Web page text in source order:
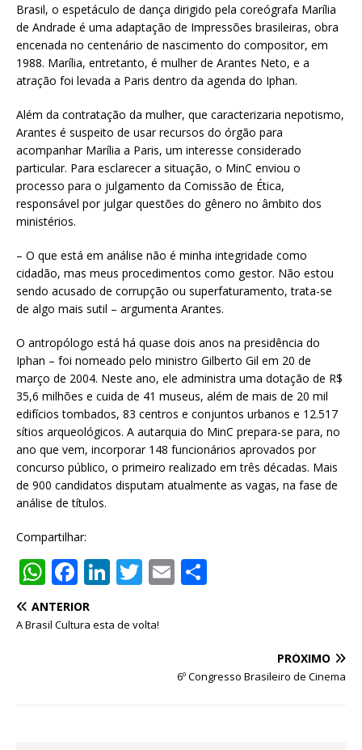
Brasil, o espetáculo de dança dirigido pela coreógrafa Marília
de Andrade é uma adaptação de Impressões brasileiras, obra
encenada no centenário de nascimento do compositor, em
1988. Marília, entretanto, é mulher de Arantes Neto, e a
atração foi levada a Paris dentro da agenda do Iphan.
Além da contratação da mulher, que caracterizaria nepotismo,
Arantes é suspeito de usar recursos do órgão para
acompanhar Marília a Paris, um interesse considerado
particular. Para esclarecer a situação, o MinC enviou o
processo para o julgamento da Comissão de Ética,
responsável por julgar questões do gênero no âmbito dos
ministérios.
– O que está em análise não é minha integridade como
cidadão, mas meus procedimentos como gestor. Não estou
sendo acusado de corrupção ou superfaturamento, trata-se
de algo mais sutil – argumenta Arantes.
O antropólogo está há quase dois anos na presidência do
Iphan – foi nomeado pelo ministro Gilberto Gil em 20 de
março de 2004. Neste ano, ele administra uma dotação de R$
35,6 milhões e cuida de 41 museus, além de mais de 20 mil
edifícios tombados, 83 centros e conjuntos urbanos e 12.517
sítios arqueológicos. A autarquia do MinC prepara-se para, no
ano que vem, incorporar 148 funcionários aprovados por
concurso público, o primeiro realizado em três décadas. Mais
de 900 candidatos disputam atualmente as vagas, na fase de
análise de títulos.
Compartilhar:
W
h
at
F
a
c
Li
k
T
it
E
ANTERIOR
A Brasil Cultura esta de volta!
PRÓXIMO
6º Congresso Brasileiro de Cinema